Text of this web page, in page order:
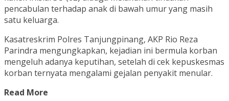
pencabulan terhadap anak di bawah umur yang masih
satu keluarga.
Kasatreskrim Polres Tanjungpinang, AKP Rio Reza
Parindra mengungkapkan, kejadian ini bermula korban
mengeluh adanya keputihan, setelah di cek kepuskesmas
korban ternyata mengalami gejalan penyakit menular.
Read More